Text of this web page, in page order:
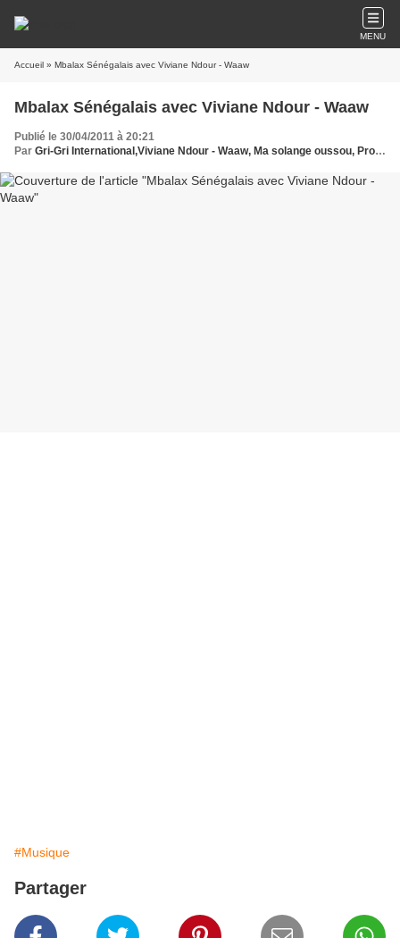
MENU
Accueil » Mbalax Sénégalais avec Viviane Ndour - Waaw
Mbalax Sénégalais avec Viviane Ndour - Waaw
Publié le 30/04/2011 à 20:21
Par Gri-Gri International,Viviane Ndour - Waaw, Ma solange oussou, Protche, seine, Seck
#Musique
Partager